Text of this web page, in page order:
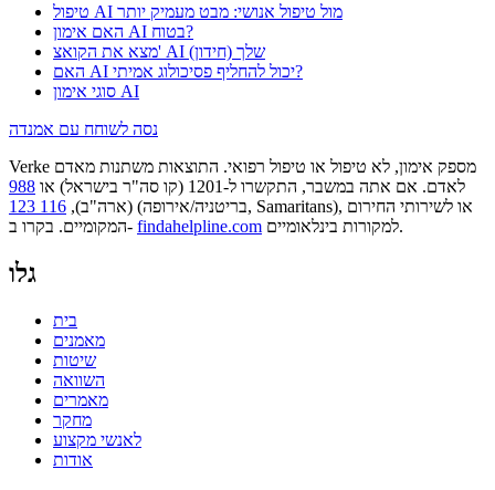
טיפול AI מול טיפול אנושי: מבט מעמיק יותר
האם אימון AI בטוח?
מצא את הקואצ' AI שלך (חידון)
האם AI יכול להחליף פסיכולוג אמיתי?
סוגי אימון AI
נסה לשוחח עם אמנדה
Verke מספק אימון, לא טיפול או טיפול רפואי. התוצאות משתנות מאדם
לאדם. אם אתה במשבר, התקשרו ל-1201 (קו סה"ר בישראל) או
988
(ארה"ב), 116 123 (בריטניה/אירופה, Samaritans), או לשירותי החירום
המקומיים. בקרו ב- findahelpline.com למקורות בינלאומיים.
גלו
בית
מאמנים
שיטות
השוואה
מאמרים
מחקר
לאנשי מקצוע
אודות